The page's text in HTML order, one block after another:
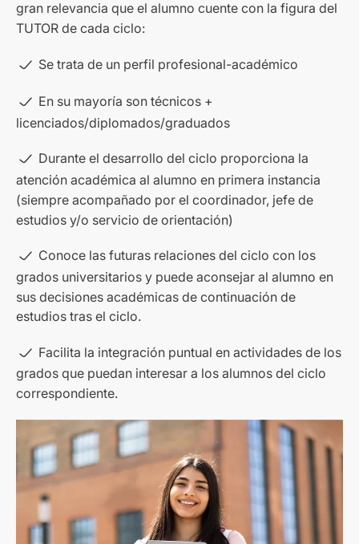
gran relevancia que el alumno cuente con la figura del
TUTOR de cada ciclo:
Se trata de un perfil profesional-académico
En su mayoría son técnicos +
licenciados/diplomados/graduados
Durante el desarrollo del ciclo proporciona la
atención académica al alumno en primera instancia
(siempre acompañado por el coordinador, jefe de
estudios y/o servicio de orientación)
Conoce las futuras relaciones del ciclo con los
grados universitarios y puede aconsejar al alumno en
sus decisiones académicas de continuación de
estudios tras el ciclo.
Facilita la integración puntual en actividades de los
grados que puedan interesar a los alumnos del ciclo
correspondiente.